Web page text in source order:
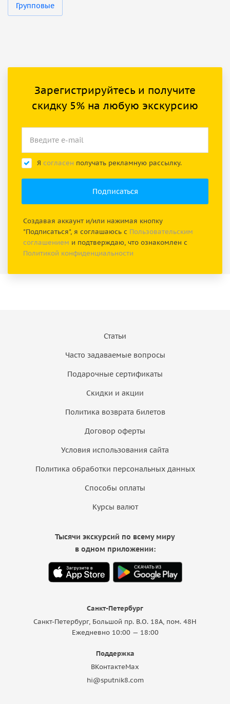
Групповые
Зарегистрируйтесь и получите
скидку 5% на любую экскурсию
Я согласен получать рекламную рассылку.
Создавая аккаунт и/или нажимая кнопку
"Подписаться", я соглашаюсь с Пользовательским
соглашением и подтверждаю, что ознакомлен с
Политикой конфиденциальности
Статьи
Часто задаваемые вопросы
Подарочные сертификаты
Скидки и акции
Политика возврата билетов
Договор оферты
Условия использования сайта
Политика обработки персональных данных
Способы оплаты
Курсы валют
Санкт-Петербург
Санкт-Петербург, Большой пр. В.О. 18A, пом. 48Н
Ежедневно 10:00 — 18:00
Поддержка
ВКонтактеMax
hi@sputnik8.com
Тысячи экскурсий по всему миру
в одном приложении: